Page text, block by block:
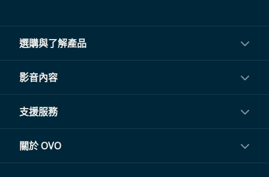
選購與了解產品
投影機
閨蜜機與電視
電視盒與周邊
影音內容
影音訂閱
支援服務
常見問題
關於 OVO